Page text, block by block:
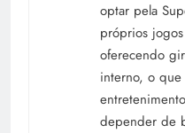
optar pela
próprios
oferecendo
interno, o
depender de